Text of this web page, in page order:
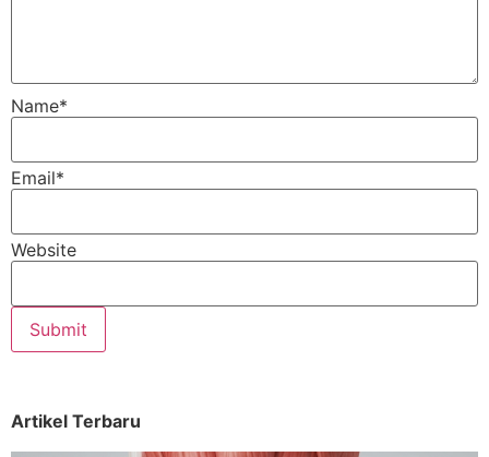
Name*
Email*
Website
Artikel Terbaru